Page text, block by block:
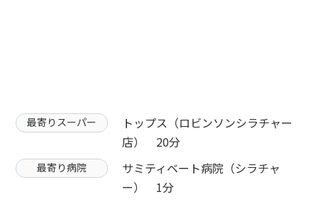
最寄りスーパー
トップス（ロビンソンシラチャー
店） 20分
最寄り病院
サミティベート病院（シラチャ
ー） 1分